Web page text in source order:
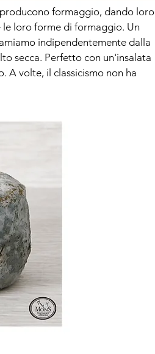
formaggio, dando loro
loro forme di formaggio. Un
indipendentemente dalla
secca. Perfetto con un'insalata
A volte, il classicismo non ha